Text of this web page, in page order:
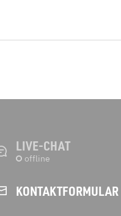
LIVE-CHAT
KONTAKT­FORMULAR